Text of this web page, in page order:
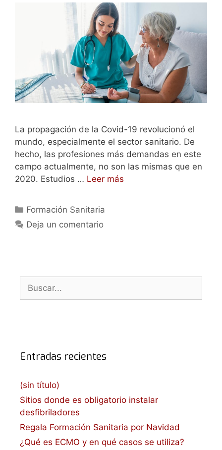
La propagación de la Covid-19 revolucionó el
mundo, especialmente el sector sanitario. De
hecho, las profesiones más demandas en este
campo actualmente, no son las mismas que en
2020. Estudios … Leer más
Categorías
Formación Sanitaria
Deja un comentario
Entradas recientes
(sin título)
Sitios donde es obligatorio instalar
desfibriladores
Regala Formación Sanitaria por Navidad
¿Qué es ECMO y en qué casos se utiliza?